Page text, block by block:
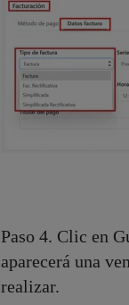
Paso 4. Clic en
aparecerá una
realizar.